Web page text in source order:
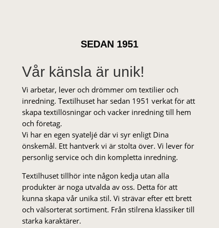
SEDAN 1951
Vår känsla är unik!
Vi arbetar, lever och drömmer om textilier och
inredning. Textilhuset har sedan 1951 verkat för att
skapa textillösningar och vacker inredning till hem
och företag.
Vi har en egen syateljé där vi syr enligt Dina
önskemål. Ett hantverk vi är stolta över. Vi lever för
personlig service och din kompletta inredning.
Textilhuset tillhör inte någon kedja utan alla
produkter är noga utvalda av oss. Detta för att
kunna skapa vår unika stil. Vi strä­var efter ett brett
och välsorterat sor­ti­ment. Från stil­rena klas­siker till
starka karaktärer.